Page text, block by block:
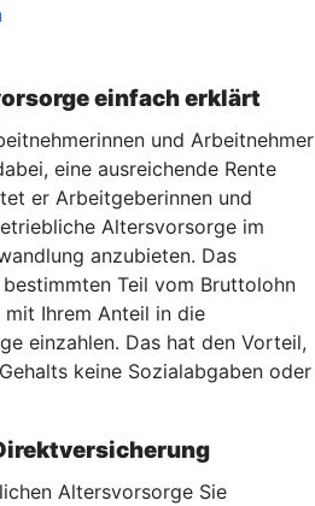
einfach erklärt
und Arbeitnehmer
eine ausreichende Rente
er Arbeitgeberinnen und
Altersvorsorge im
anzubieten. Das
Teil vom Bruttolohn
Ihrem Anteil in die
einzahlen. Das hat den Vorteil,
keine Sozialabgaben oder
Altersvorsorge Sie